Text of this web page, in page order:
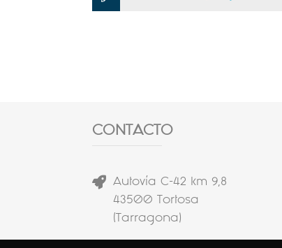
CONTACTO
Autovía C-42 km 9,8
43500 Tortosa
(Tarragona)